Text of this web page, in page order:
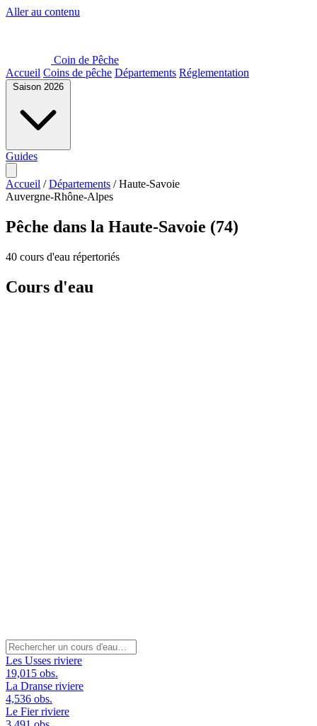
Aller au contenu
Coin de Pêche
Accueil Coins de pêche Départements Réglementation
Saison 2026
Guides
Accueil / Départements / Haute-Savoie
Auvergne-Rhône-Alpes
Pêche dans la Haute-Savoie (74)
40 cours d'eau répertoriés
Cours d'eau
Les Usses riviere
19,015 obs.
La Dranse riviere
4,536 obs.
Le Fier riviere